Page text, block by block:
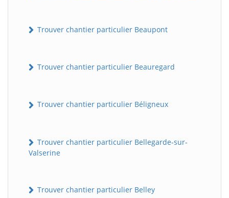
Trouver chantier particulier Beaupont
Trouver chantier particulier Beauregard
Trouver chantier particulier Béligneux
Trouver chantier particulier Bellegarde-sur-
Valserine
Trouver chantier particulier Belley